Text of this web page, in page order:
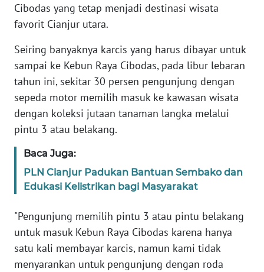
Cibodas yang tetap menjadi destinasi wisata
favorit Cianjur utara.
Seiring banyaknya karcis yang harus dibayar untuk
sampai ke Kebun Raya Cibodas, pada libur lebaran
tahun ini, sekitar 30 persen pengunjung dengan
sepeda motor memilih masuk ke kawasan wisata
dengan koleksi jutaan tanaman langka melalui
pintu 3 atau belakang.
Baca Juga:
PLN Cianjur Padukan Bantuan Sembako dan
Edukasi Kelistrikan bagi Masyarakat
"Pengunjung memilih pintu 3 atau pintu belakang
untuk masuk Kebun Raya Cibodas karena hanya
satu kali membayar karcis, namun kami tidak
menyarankan untuk pengunjung dengan roda
WN
WN
SUMBAR
WN
SUMSEL
WN
BENGKULU
LAMPUNG
WN